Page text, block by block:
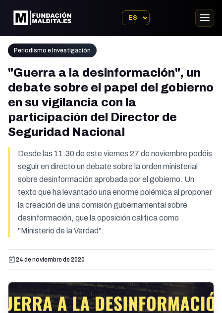
Periodismo e Investigación
"Guerra a la desinformación", un
debate sobre el papel del gobierno
en su vigilancia con la
participación del Director de
Seguridad Nacional
Desde las 11:30 de este viernes 27 de noviembre podéis
seguir en directo un debate sobre la orden ministerial
sobre desinformación aprobada por el gobierno. Un
texto que ha levantado una enorme polémica al proponer
la creación de una comisión gubernamental sobre
desinformación, que la oposición califica como
"Ministerio de la Verdad".
24 de noviembre de 2020